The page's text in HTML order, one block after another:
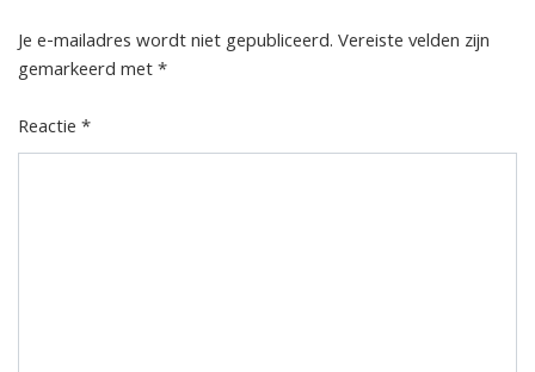
Je e-mailadres wordt niet gepubliceerd.Vereiste velden zijn
gemarkeerd met*
Reactie*